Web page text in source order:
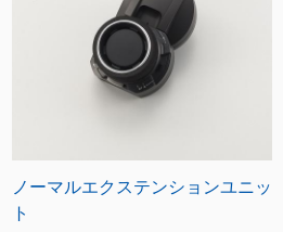
ノーマルエクステンションユニッ
ト